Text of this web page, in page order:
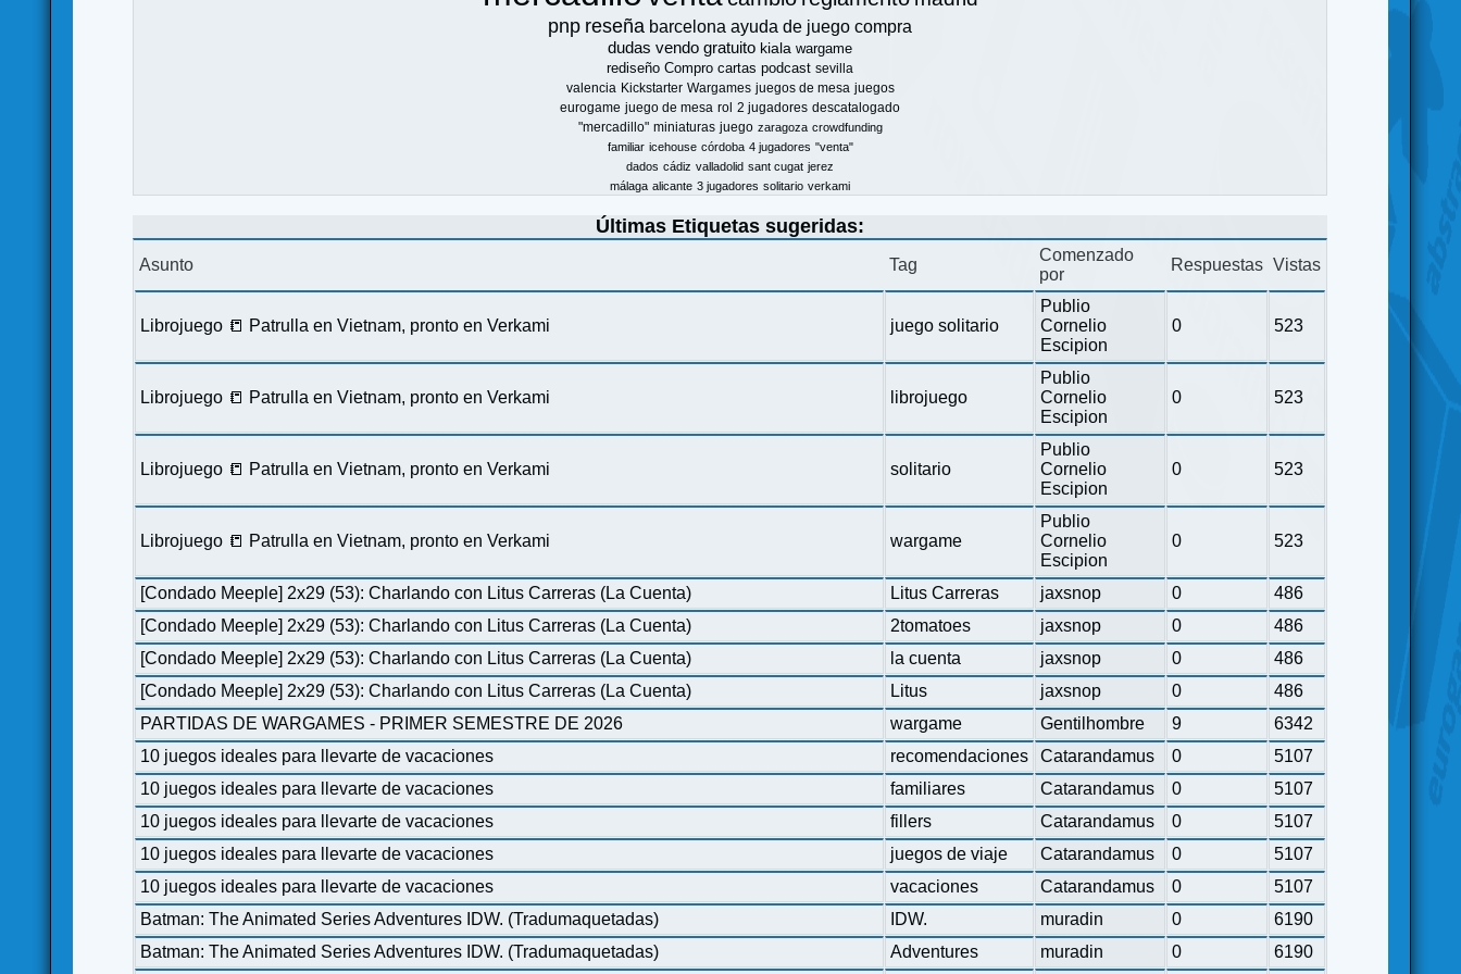
pnp reseña barcelona ayuda de juego compra
dudas vendo gratuito kiala wargame
rediseño Compro cartas podcast sevilla
valencia Kickstarter Wargames juegos de mesa juegos
eurogame juego de mesa rol 2 jugadores descatalogado
"mercadillo" miniaturas juego zaragoza crowdfunding
familiar icehouse córdoba 4 jugadores "venta"
dados cádiz valladolid sant cugat jerez
málaga alicante 3 jugadores solitario verkami
Últimas Etiquetas sugeridas:
Asunto Tag
Comenzado
por
Respuestas Vistas
Librojuego 📒 Patrulla en Vietnam, pronto en Verkami juego solitario
Publio
Cornelio
Escipion
0 523
Librojuego 📒 Patrulla en Vietnam, pronto en Verkami librojuego
Publio
Cornelio
Escipion
0 523
Librojuego 📒 Patrulla en Vietnam, pronto en Verkami solitario
Publio
Cornelio
Escipion
0 523
Librojuego 📒 Patrulla en Vietnam, pronto en Verkami wargame
Publio
Cornelio
Escipion
0 523
[Condado Meeple] 2x29 (53): Charlando con Litus Carreras (La Cuenta) Litus Carreras jaxsnop 0
486
[Condado Meeple] 2x29 (53): Charlando con Litus Carreras (La Cuenta)
2tomatoes jaxsnop 0
486
[Condado Meeple] 2x29 (53): Charlando con Litus Carreras (La Cuenta)
la cuenta jaxsnop 0
486
[Condado Meeple] 2x29 (53): Charlando con Litus Carreras (La Cuenta)
Litus jaxsnop 0
486
PARTIDAS DE WARGAMES - PRIMER SEMESTRE DE 2026
wargame Gentilhombre 9
6342
10 juegos ideales para llevarte de vacaciones
recomendaciones Catarandamus 0
5107
10 juegos ideales para llevarte de vacaciones
familiares Catarandamus 0
5107
10 juegos ideales para llevarte de vacaciones
fillers Catarandamus 0
5107
10 juegos ideales para llevarte de vacaciones
juegos de viaje Catarandamus 0
5107
10 juegos ideales para llevarte de vacaciones
vacaciones Catarandamus 0
5107
Batman: The Animated Series Adventures IDW. (Tradumaquetadas)
IDW. muradin 0
6190
Batman: The Animated Series Adventures IDW. (Tradumaquetadas)
Adventures muradin 0 6190